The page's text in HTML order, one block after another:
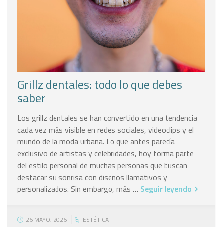
Grillz dentales: todo lo que debes
saber
Los grillz dentales se han convertido en una tendencia
cada vez más visible en redes sociales, videoclips y el
mundo de la moda urbana. Lo que antes parecía
exclusivo de artistas y celebridades, hoy forma parte
del estilo personal de muchas personas que buscan
destacar su sonrisa con diseños llamativos y
personalizados. Sin embargo, más … Seguir leyendo
26 MAYO, 2026 ESTÉTICA